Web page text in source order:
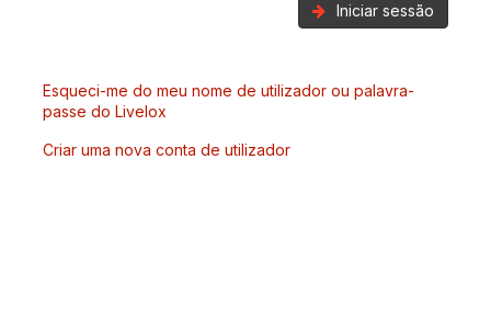
Iniciar sessão
Esqueci-me do meu nome de utilizador ou palavra-
passe do Livelox
Criar uma nova conta de utilizador